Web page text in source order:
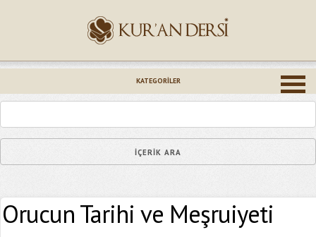
KATEGORILER
Orucun Tarihi ve Meşruiyeti
Epostanız (*)
Yaşadığınız Hatanın Ayrıntıları